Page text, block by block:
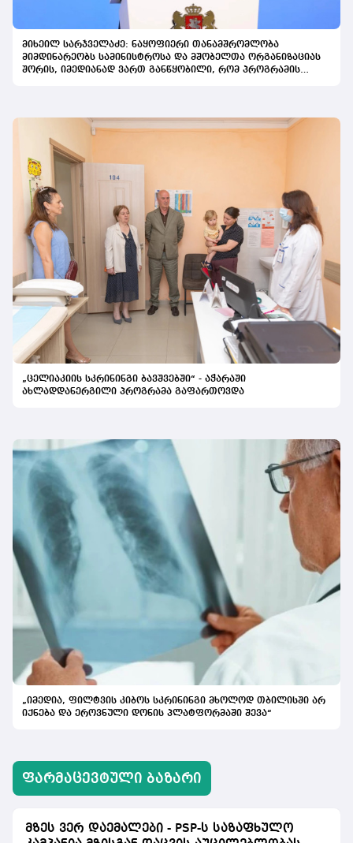
მიხეილ სარჯველაძე: ნაყოფიერი თანამშრომლობა
მიმდინარეობს სამინისტროსა და მშობელთა ორგანიზაციას
შორის, იმედიანად ვართ განწყობილი, რომ პროგრამის
„ცელიაკიის სკრინინგი ბავშვებში“ - აჭარაში
ახლადდანერგილი პროგრამა გაფართოვდა
„იმედია, ფილტვის კიბოს სკრინინგი მხოლოდ თბილისში არ
იქნება და ეროვნული დონის პლატფორმაში შევა“
ᲤᲐᲠᲛᲐᲪᲔᲕᲢᲣᲚᲘ ᲑᲐᲖᲐᲠᲘ
მზეს ვერ დაემალები - PSP-ს საზაფხულო